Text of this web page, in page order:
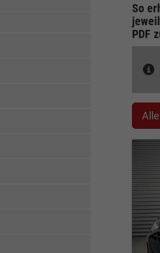
So
PDF
Alle